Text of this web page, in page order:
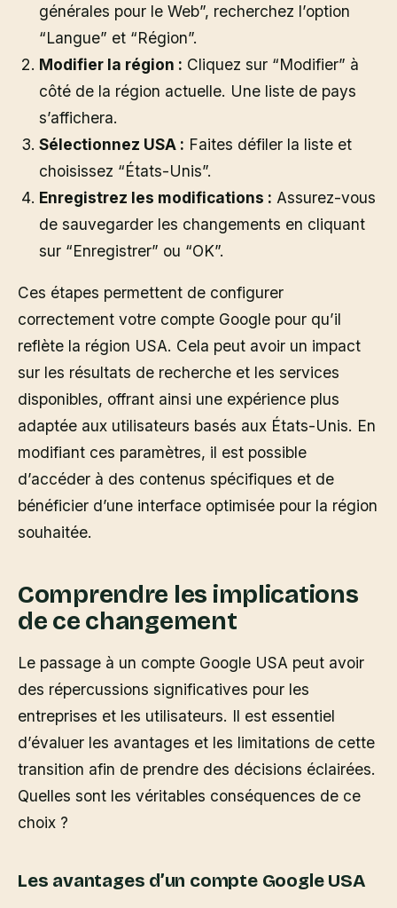
générales pour le Web”, recherchez l’option
“Langue” et “Région”.
Modifier la région : Cliquez sur “Modifier” à
côté de la région actuelle. Une liste de pays
s’affichera.
Sélectionnez USA : Faites défiler la liste et
choisissez “États-Unis”.
Enregistrez les modifications : Assurez-vous
de sauvegarder les changements en cliquant
sur “Enregistrer” ou “OK”.
Ces étapes permettent de configurer
correctement votre compte Google pour qu’il
reflète la région USA. Cela peut avoir un impact
sur les résultats de recherche et les services
disponibles, offrant ainsi une expérience plus
adaptée aux utilisateurs basés aux États-Unis. En
modifiant ces paramètres, il est possible
d’accéder à des contenus spécifiques et de
bénéficier d’une interface optimisée pour la région
souhaitée.
Comprendre les implications
de ce changement
Le passage à un compte Google USA peut avoir
des répercussions significatives pour les
entreprises et les utilisateurs. Il est essentiel
d’évaluer les avantages et les limitations de cette
transition afin de prendre des décisions éclairées.
Quelles sont les véritables conséquences de ce
choix ?
Les avantages d’un compte Google USA